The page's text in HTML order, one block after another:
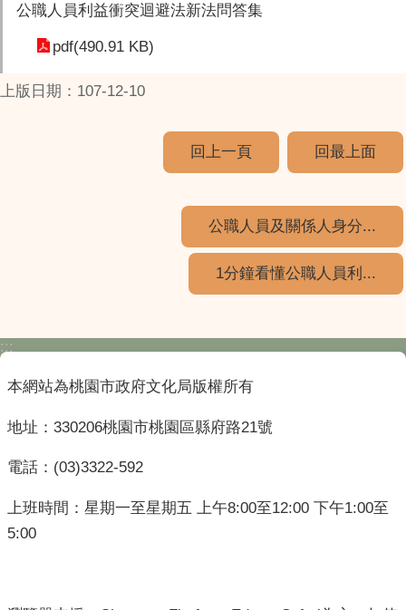
公職人員利益衝突迴避法新法問答集
pdf(490.91 KB)
上版日期：107-12-10
回上一頁 回最上面
公職人員及關係人身分...
1分鐘看懂公職人員利...
:::
本網站為桃園市政府文化局版權所有
地址：330206桃園市桃園區縣府路21號
電話：(03)3322-592
上班時間：星期一至星期五 上午8:00至12:00 下午1:00至
5:00